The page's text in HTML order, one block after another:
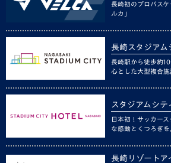
長崎初のプロバス
ルカ」
長崎スタジアム
長崎駅から徒歩約
心とした大型複合施
スタジアムシテ
日本初！サッカー
な感動とくつろぎを
長崎リゾートア